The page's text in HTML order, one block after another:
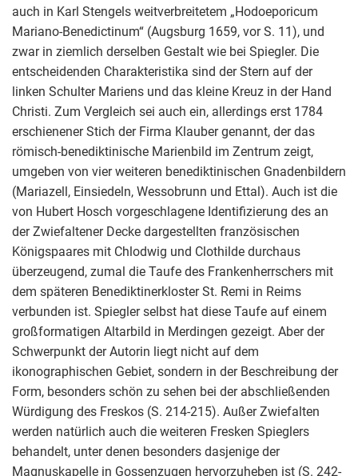
auch in Karl Stengels weitverbreitetem „Hodoeporicum
Mariano-Benedictinum“ (Augsburg 1659, vor S. 11), und
zwar in ziemlich derselben Gestalt wie bei Spiegler. Die
entscheidenden Charakteristika sind der Stern auf der
linken Schulter Mariens und das kleine Kreuz in der Hand
Christi. Zum Vergleich sei auch ein, allerdings erst 1784
erschienener Stich der Firma Klauber genannt, der das
römisch-benediktinische Marienbild im Zentrum zeigt,
umgeben von vier weiteren benediktinischen Gnadenbildern
(Mariazell, Einsiedeln, Wessobrunn und Ettal). Auch ist die
von Hubert Hosch vorgeschlagene Identifizierung des an
der Zwiefaltener Decke dargestellten französischen
Königspaares mit Chlodwig und Clothilde durchaus
überzeugend, zumal die Taufe des Frankenherrschers mit
dem späteren Benediktinerkloster St. Remi in Reims
verbunden ist. Spiegler selbst hat diese Taufe auf einem
großformatigen Altarbild in Merdingen gezeigt. Aber der
Schwerpunkt der Autorin liegt nicht auf dem
ikonographischen Gebiet, sondern in der Beschreibung der
Form, besonders schön zu sehen bei der abschließenden
Würdigung des Freskos (S. 214-215). Außer Zwiefalten
werden natürlich auch die weiteren Fresken Spieglers
behandelt, unter denen besonders dasjenige der
Magnuskapelle in Gossenzugen hervorzuheben ist (S. 242-